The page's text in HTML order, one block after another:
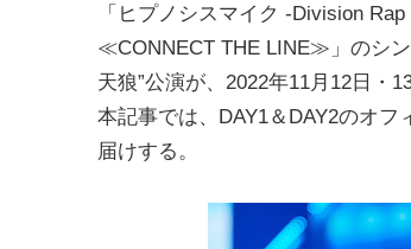
「ヒプノシスマイク -Division
≪CONNECT THE LINE≫」のシ
天狼”公演が、2022年11月12日・
本記事では、DAY1＆DAY2のオフ
届けする。